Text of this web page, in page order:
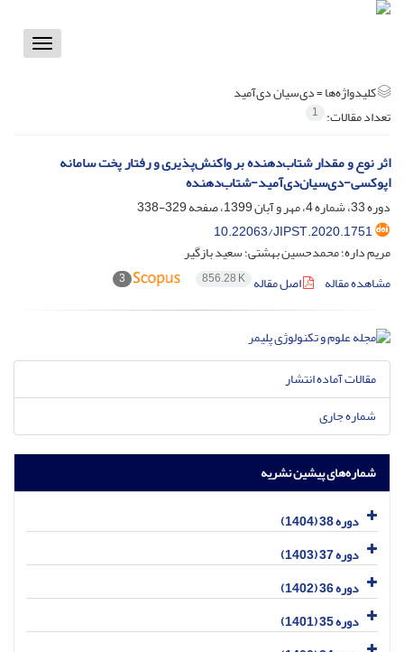
Toggle
کلیدواژه‌ها =دی‌سیان دی‌آمید
تعداد مقالات: 1
اثر نوع و مقدار شتاب‌دهنده بر واکنش‌پذیری و رفتار پخت سامانه
اپوکسی-دی‌سیان‌دی‌آمید-شتاب‌دهنده
دوره 33، شماره 4، مهر و آبان 1399، صفحه
329-338
10.22063/JIPST.2020.1751
مریم داره؛ محمدحسین بهشتی؛ سعید بازگیر
مشاهده مقاله
اصل مقاله 856.28 K
3
مقالات آماده انتشار
شماره جاری
شماره‌های پیشین نشریه
دوره 38 (1404)
دوره 37 (1403)
دوره 36 (1402)
دوره 35 (1401)